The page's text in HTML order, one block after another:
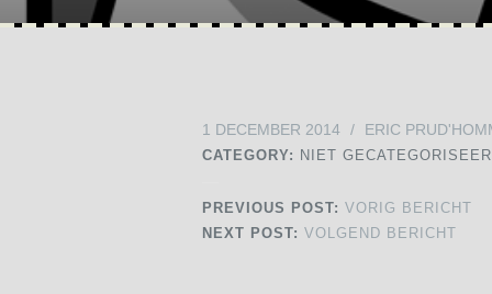
1 DECEMBER 2014 / ERIC
CATEGORY: NIET
PREVIOUS POST: VORIG BERICHT
NEXT POST: VOLGEND BERICHT